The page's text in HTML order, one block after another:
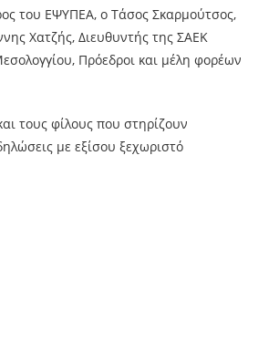
του ΕΨΥΠΕΑ, ο Τάσος Σκαρμούτσος,
Χατζής, Διευθυντής της ΣΑΕΚ
Πρόεδροι και μέλη φορέων
τους φίλους που στηρίζουν
με εξίσου ξεχωριστό